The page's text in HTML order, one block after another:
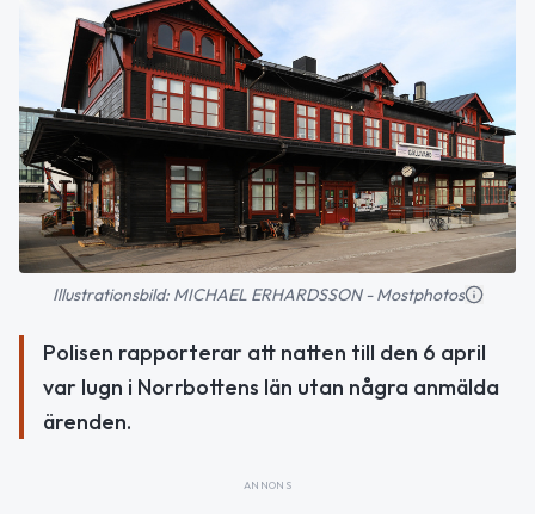
Illustrationsbild: MICHAEL ERHARDSSON - Mostphotos
Polisen rapporterar att natten till den 6 april
var lugn i Norrbottens län utan några anmälda
ärenden.
ANNONS